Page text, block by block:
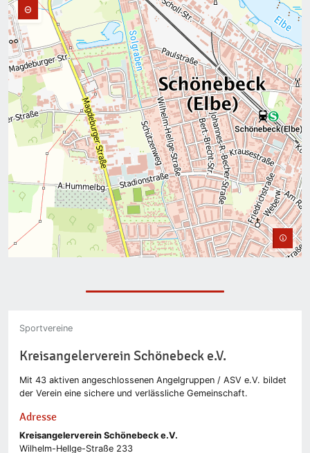
Sportvereine
Kreisangelerverein Schönebeck e.V.
Mit 43 aktiven angeschlossenen Angelgruppen / ASV e.V. bildet
der Verein eine sichere und verlässliche Gemeinschaft.
Adresse
Kreisangelerverein Schönebeck e.V.
Wilhelm-Hellge-Straße 233